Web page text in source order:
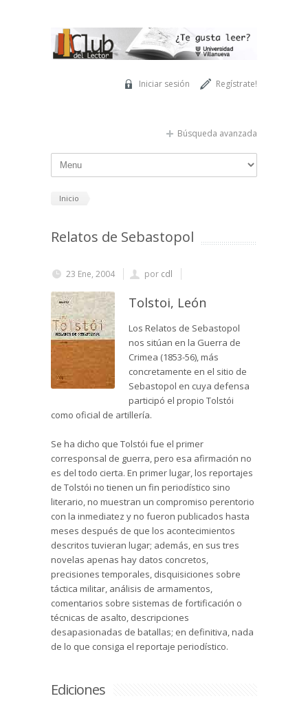
Regístrate!
Iniciar sesión
Búsqueda avanzada
Inicio
Relatos de Sebastopol
23 Ene, 2004 por cdl
Tolstoi, León
Los Relatos de Sebastopol
nos sitúan en la Guerra de
Crimea (1853-56), más
concretamente en el sitio de
Sebastopol en cuya defensa
participó el propio Tolstói
como oficial de artillería.
Se ha dicho que Tolstói fue el primer
corresponsal de guerra, pero esa afirmación no
es del todo cierta. En primer lugar, los reportajes
de Tolstói no tienen un fin periodístico sino
literario, no muestran un compromiso perentorio
con la inmediatez y no fueron publicados hasta
meses después de que los acontecimientos
descritos tuvieran lugar; además, en sus tres
novelas apenas hay datos concretos,
precisiones temporales, disquisiciones sobre
táctica militar, análisis de armamentos,
comentarios sobre sistemas de fortificación o
técnicas de asalto, descripciones
desapasionadas de batallas; en definitiva, nada
de lo que consiga el reportaje periodístico.
Ediciones